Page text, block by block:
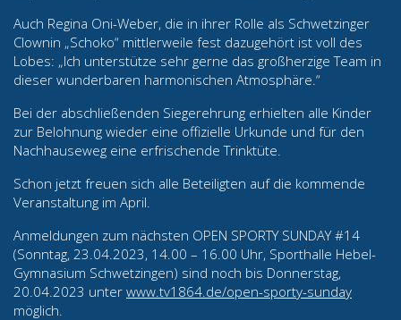
Auch Regina Oni-Weber, die in ihrer Rolle als Schwetzinger
Clownin „Schoko“ mittlerweile fest dazugehört ist voll des
Lobes: „Ich unterstütze sehr gerne das großherzige Team in
dieser wunderbaren harmonischen Atmosphäre.“
Bei der abschließenden Siegerehrung erhielten alle Kinder
zur Belohnung wieder eine offizielle Urkunde und für den
Nachhauseweg eine erfrischende Trinktüte.
Schon jetzt freuen sich alle Beteiligten auf die kommende
Veranstaltung im April.
Anmeldungen zum nächsten OPEN SPORTY SUNDAY #14
(Sonntag, 23.04.2023, 14.00 – 16.00 Uhr, Sporthalle Hebel-
Gymnasium Schwetzingen) sind noch bis Donnerstag,
20.04.2023 unter www.tv1864.de/open-sporty-sunday
möglich.